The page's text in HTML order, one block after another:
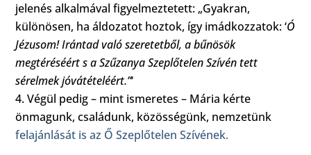
jelenés alkalmával figyelmeztetett: „Gyakran,
különösen, ha áldozatot hoztok, így imádkozzatok: ‘Ó
Jézusom! Irántad való szeretetből, a bűnösök
megtéréséért s a Szűzanya Szeplőtelen Szívén tett
sérelmek jóvátételéért.”‘
Végül pedig – mint ismeretes – Mária kérte
önmagunk, családunk, közösségünk, nemzetünk
felajánlását is az Ő Szeplőtelen Szívének.